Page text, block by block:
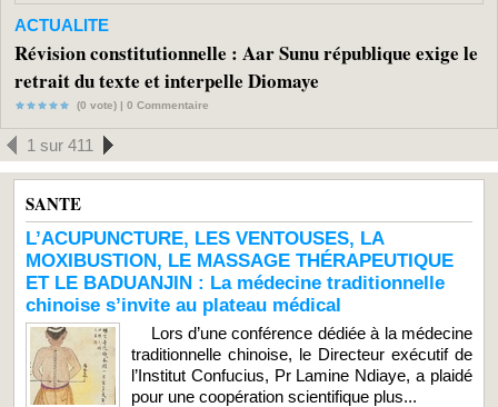
ACTUALITE
Révision constitutionnelle : Aar Sunu république exige le
retrait du texte et interpelle Diomaye
(0 vote) | 0 Commentaire
1 sur 411
SANTE
L’ACUPUNCTURE, LES VENTOUSES, LA
MOXIBUSTION, LE MASSAGE THÉRAPEUTIQUE
ET LE BADUANJIN : La médecine traditionnelle
chinoise s’invite au plateau médical
Lors d’une conférence dédiée à la médecine
traditionnelle chinoise, le Directeur exécutif de
l’Institut Confucius, Pr Lamine Ndiaye, a plaidé
pour une coopération scientifique plus...